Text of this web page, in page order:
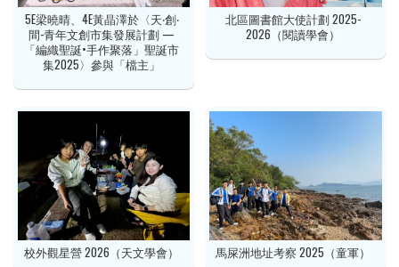
5E梁曉晴、4E黃晶澤於〈天‧創‧
間-青年文創市集發展計劃 —
「編織聖誕•手作聚落」聖誕市
集2025〉參與「檔主」
北區圖書館大使計劃 2025-
2026（閱讀學會）
校外觀星營 2026（天文學會） 馬屎洲地址考察 2025（童軍）